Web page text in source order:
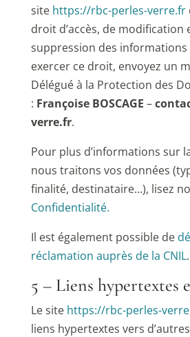
site https://rbc-perles-verre.fr
droit d’accès, de modification
suppression des informations
exercer ce droit, envoyez un
Délégué à la Protection des
: Françoise BOSCAGE –
verre.fr.
Pour plus d’informations sur
nous traitons vos données
finalité, destinataire…), lisez
Confidentialité.
Il est également possible de
réclamation auprès de la CNIL.
5 – Liens hypertextes
Le site https://rbc-perles-
liens hypertextes vers